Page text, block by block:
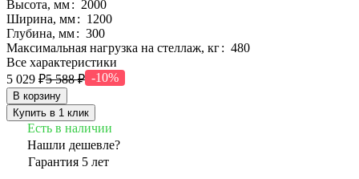
Высота, мм: 2000
Ширина, мм: 1200
Глубина, мм: 300
Максимальная нагрузка на стеллаж, кг: 480
Все характеристики
5 029 ₽5 588 ₽ -10%
В корзину
Купить в 1 клик
Есть в наличии
Нашли дешевле?
Гарантия 5 лет